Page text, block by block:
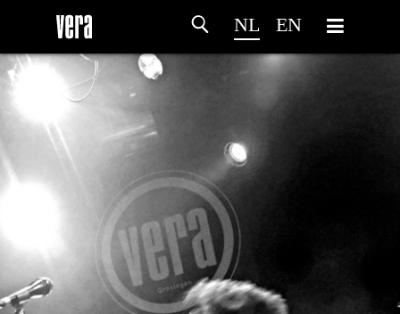
NL EN